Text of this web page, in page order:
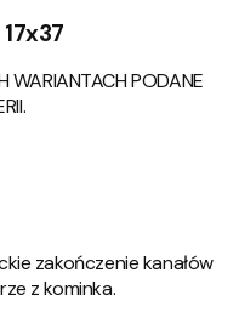
WARIANTACH PODANE
zakończenie kanałów
z kominka.